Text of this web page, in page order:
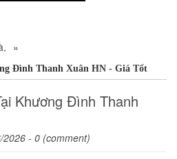
»
Đình Thanh Xuân HN - Giá Tốt
Khương Đình Thanh
2026 - 0 (comment)